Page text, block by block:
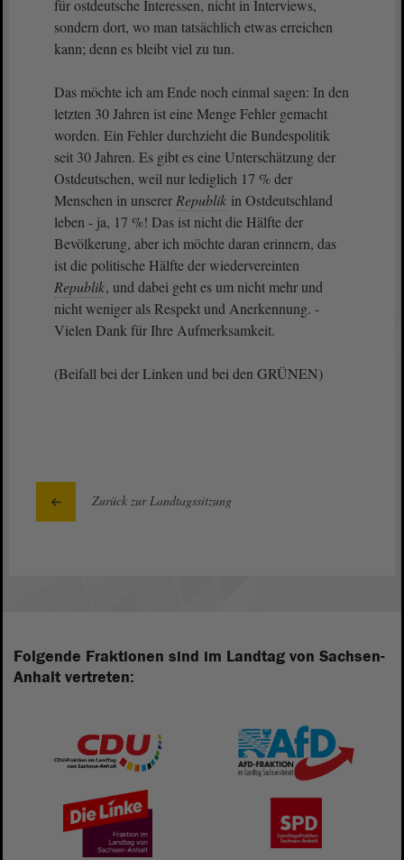
für ostdeutsche Interessen, nicht in Interviews,
sondern dort, wo man tatsächlich etwas erreichen
kann; denn es bleibt viel zu tun.
Das möchte ich am Ende noch einmal sagen: In den
letzten 30 Jahren ist eine Menge Fehler gemacht
worden. Ein Fehler durchzieht die Bundespolitik
seit 30 Jahren. Es gibt es eine Unterschätzung der
Ostdeutschen, weil nur lediglich 17 % der
Menschen in unserer Republik in Ostdeutschland
leben - ja, 17 %! Das ist nicht die Hälfte der
Bevölkerung, aber ich möchte daran erinnern, das
ist die politische Hälfte der wiedervereinten
Republik, und dabei geht es um nicht mehr und
nicht weniger als Respekt und Anerkennung. -
Vielen Dank für Ihre Aufmerksamkeit.
(Beifall bei der Linken und bei den GRÜNEN)
Zurück zur Landtagssitzung
Folgende Fraktionen sind im Landtag von Sachsen-
Anhalt vertreten: